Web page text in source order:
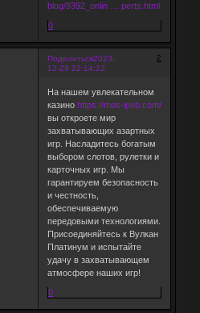
blog/9392_onlin … perts.html
0
Поделиться 2
2023-
12-29 22:14:22
На нашем увлекательном
казино https://mos-ipeb.com/
вы откроете мир
захватывающих азартных
игр. Насладитесь богатым
выбором слотов, рулетки и
карточных игр. Мы
гарантируем безопасность
и честность,
обеспечиваемую
передовыми технологиями.
Присоединяйтесь к Вулкан
Платинум и испытайте
удачу в захватывающем
атмосфере наших игр!
0